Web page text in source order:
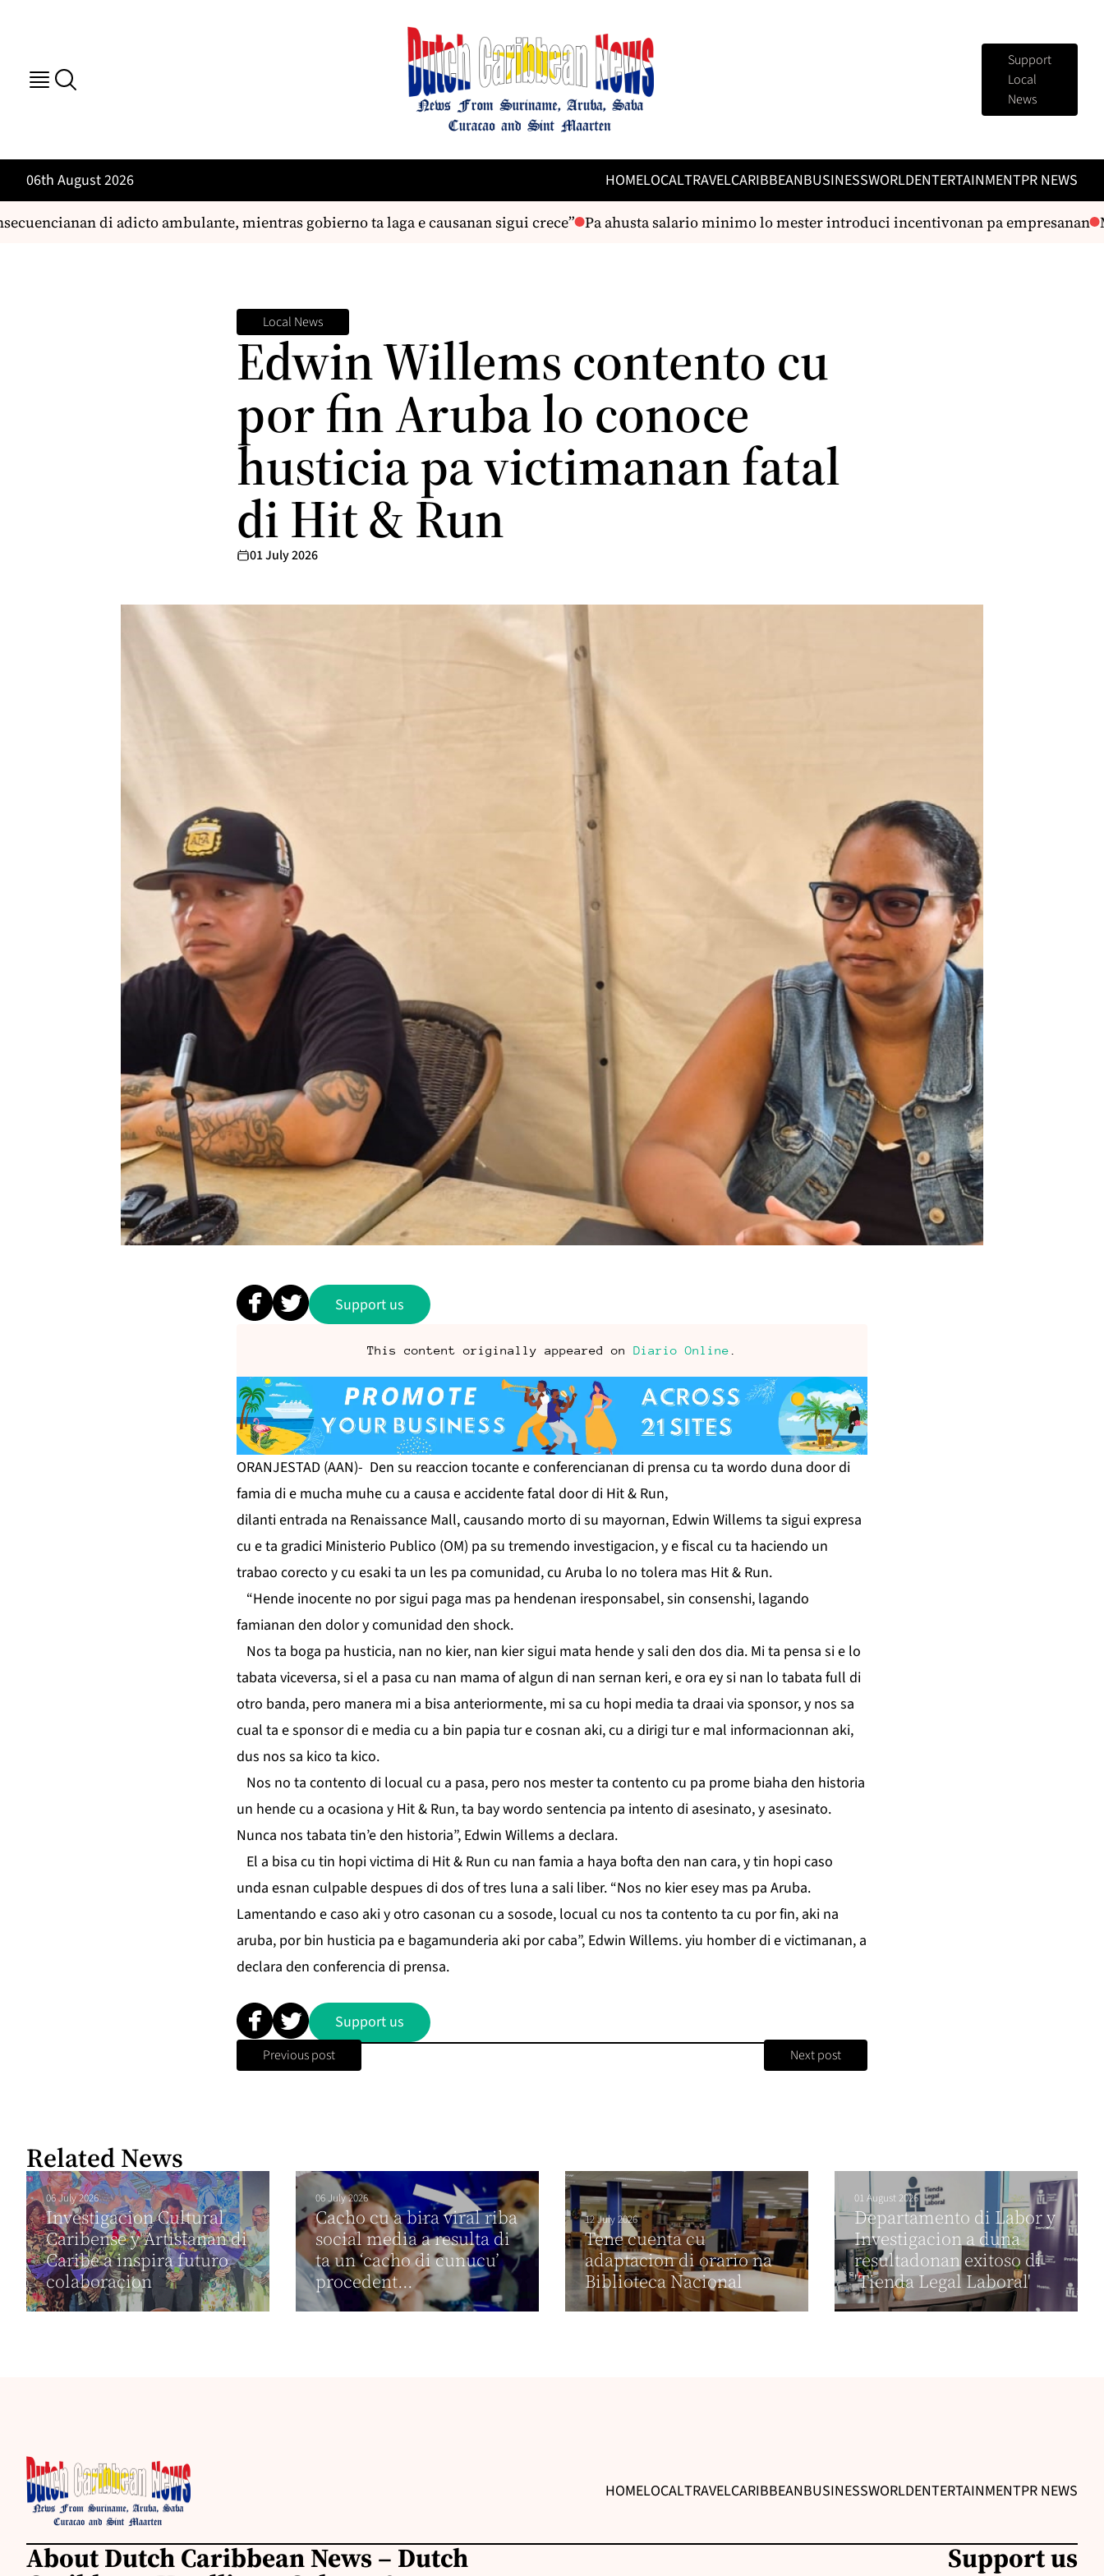
Support
Local
News
06th August 2026 HOMELOCALTRAVELCARIBBEANBUSINESSWORLDENTERTAINMENTPR NEWS
di adicto ambulante, mientras gobierno ta laga e causanan sigui crece” Pa ahusta salario minimo lo mester introduci incentivonan pa empresanan
Local News
Edwin Willems contento cu
por fin Aruba lo conoce
husticia pa victimanan fatal
di Hit & Run
01 July 2026
Support us
This content originally appeared on Diario Online
ORANJESTAD (AAN)- Den su reaccion tocante e conferencianan di prensa cu ta wordo duna door di
famia di e mucha muhe cu a causa e accidente fatal door di Hit & Run,
dilanti entrada na Renaissance Mall, causando morto di su mayornan, Edwin Willems ta sigui expresa
cu e ta gradici Ministerio Publico (OM) pa su tremendo investigacion, y e fiscal cu ta haciendo un
trabao corecto y cu esaki ta un les pa comunidad, cu Aruba lo no tolera mas Hit & Run.
“Hende inocente no por sigui paga mas pa hendenan iresponsabel, sin consenshi, lagando
famianan den dolor y comunidad den shock.
Nos ta boga pa husticia, nan no kier, nan kier sigui mata hende y sali den dos dia. Mi ta pensa si e lo
tabata viceversa, si el a pasa cu nan mama of algun di nan sernan keri, e ora ey si nan lo tabata full di
otro banda, pero manera mi a bisa anteriormente, mi sa cu hopi media ta draai via sponsor, y nos sa
cual ta e sponsor di e media cu a bin papia tur e cosnan aki, cu a dirigi tur e mal informacionnan aki,
dus nos sa kico ta kico.
Nos no ta contento di locual cu a pasa, pero nos mester ta contento cu pa prome biaha den historia
un hende cu a ocasiona y Hit & Run, ta bay wordo sentencia pa intento di asesinato, y asesinato.
Nunca nos tabata tin’e den historia”, Edwin Willems a declara.
El a bisa cu tin hopi victima di Hit & Run cu nan famia a haya bofta den nan cara, y tin hopi caso
unda esnan culpable despues di dos of tres luna a sali liber. “Nos no kier esey mas pa Aruba.
Lamentando e caso aki y otro casonan cu a sosode, locual cu nos ta contento ta cu por fin, aki na
aruba, por bin husticia pa e bagamunderia aki por caba”, Edwin Willems. yiu homber di e victimanan, a
declara den conferencia di prensa.
Support us
Previous post Next post
Related News
06 July 2026
Investigacion Cultural
Caribense y Artistanan di
Caribe a inspira futuro
colaboracion
06 July 2026
Cacho cu a bira viral riba
social media a resulta di
ta un ‘cacho di cunucu’
procedent...
12 July 2026
Tene cuenta cu
adaptacion di orario na
Biblioteca Nacional
01 August 2026
Departamento di Labor y
Investigacion a duna
resultadonan exitoso di
'Tienda Legal Laboral'
HOMELOCALTRAVELCARIBBEANBUSINESSWORLDENTERTAINMENTPR NEWS
About Dutch Caribbean News – Dutch Support us